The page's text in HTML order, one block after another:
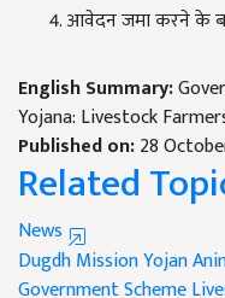
आवेदन जमा करने के
English Summary:
Yojana: Livestock
Published on:28
Related
News
Dugdh Mission Yojan
Government Scheme